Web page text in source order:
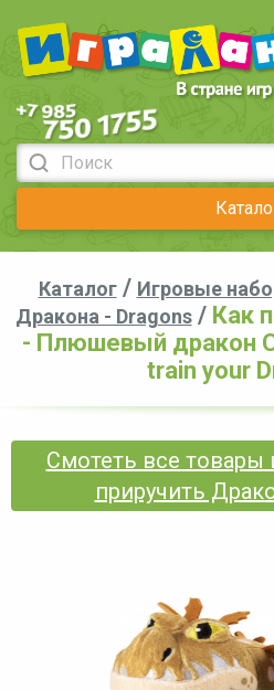
Каталог/ Игровые
Дракона - Dragons/ Как
- Плюшевый дракон
train your
Смотеть все товары
приручить